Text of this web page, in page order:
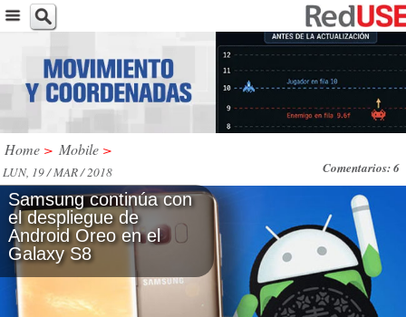
Home > Mobile >
Comentarios: 6
LUN, 19 / MAR / 2018
Samsung continúa con
el despliegue de
Android Oreo en el
Galaxy S8